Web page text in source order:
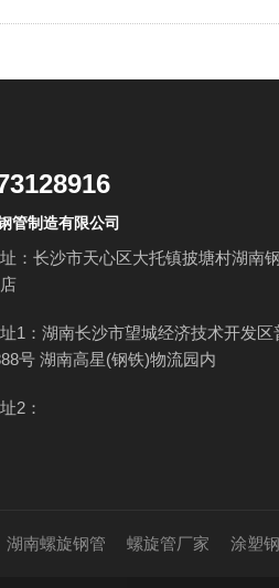
管制造有限公司
：长沙市天心区大托镇披塘村湖南
1：湖南长沙市望城经济技术开发区
号 湖南高星(钢铁)物流园内
2：
湖南螺旋钢管 螺旋管厂家 涂塑